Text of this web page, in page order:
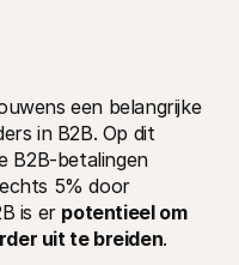
een belangrijke
in B2B. Op dit
B2B-betalingen
5% door
is er potentieel om
uit te breiden.